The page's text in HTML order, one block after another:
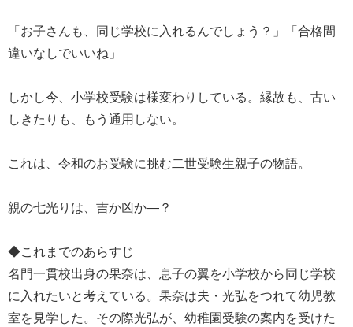
「お子さんも、同じ学校に入れるんでしょう？」「合格間
違いなしでいいね」
しかし今、小学校受験は様変わりしている。縁故も、古い
しきたりも、もう通用しない。
これは、令和のお受験に挑む二世受験生親子の物語。
親の七光りは、吉か凶か―？
◆これまでのあらすじ
名門一貫校出身の果奈は、息子の翼を小学校から同じ学校
に入れたいと考えている。果奈は夫・光弘をつれて幼児教
室を見学した。その際光弘が、幼稚園受験の案内を受けた